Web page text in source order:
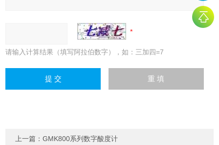
请输入计算结果（填写阿拉伯数字），如：三加四=7
上一篇：GMK800系列数字酸度计